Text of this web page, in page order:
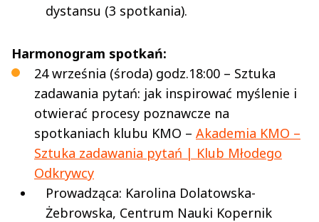
dystansu (3 spotkania).
Harmonogram spotkań:
24 września (środa) godz.18:00 – Sztuka
zadawania pytań: jak inspirować myślenie i
otwierać procesy poznawcze na
spotkaniach klubu KMO – Akademia KMO –
Sztuka zadawania pytań | Klub Młodego
Odkrywcy
Prowadząca: Karolina Dolatowska-
Żebrowska, Centrum Nauki Kopernik